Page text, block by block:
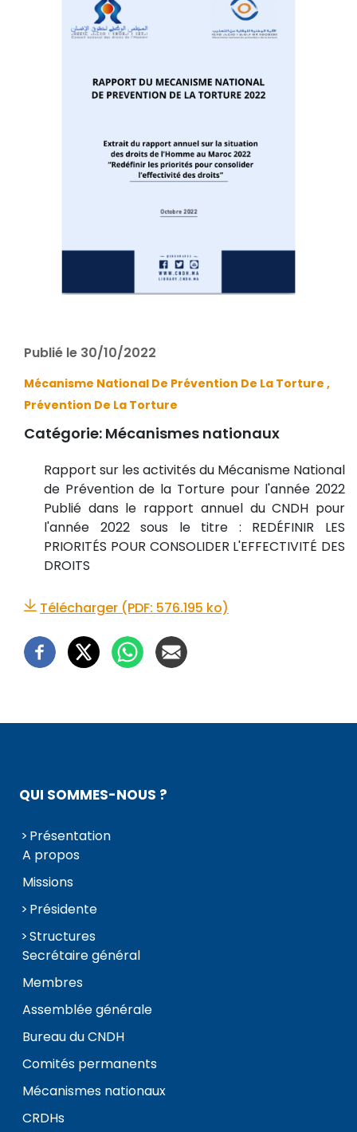
Publié le 30/10/2022
Mécanisme National De Prévention De La Torture ,
Prévention De La Torture
Catégorie: Mécanismes nationaux
Rapport sur les activités du Mécanisme National
de Prévention de la Torture pour l'année 2022
Publié dans le rapport annuel du CNDH pour
l'année 2022 sous le titre : REDÉFINIR LES
PRIORITÉS POUR CONSOLIDER L'EFFECTIVITÉ DES
DROITS
Télécharger (PDF: 576.195 ko)
QUI SOMMES-NOUS ?
Présentation
A propos
Missions
Présidente
Structures
Secrétaire général
Membres
Assemblée générale
Bureau du CNDH
Comités permanents
Mécanismes nationaux
CRDHs